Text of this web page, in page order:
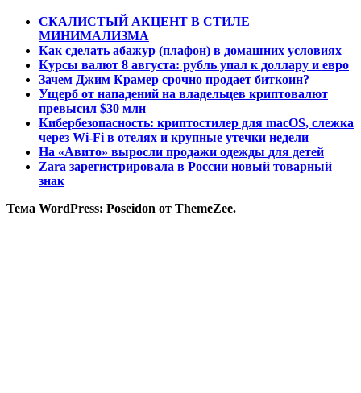
СКАЛИСТЫЙ АКЦЕНТ В СТИЛЕ
МИНИМАЛИЗМА
Как сделать абажур (плафон) в домашних условиях
Курсы валют 8 августа: рубль упал к доллару и евро
Зачем Джим Крамер срочно продает биткоин?
Ущерб от нападений на владельцев криптовалют
превысил $30 млн
Кибербезопасность: криптостилер для macOS, слежка
через Wi-Fi в отелях и крупные утечки недели
На «Авито» выросли продажи одежды для детей
Zara зарегистрировала в России новый товарный
знак
Тема WordPress: Poseidon от ThemeZee.